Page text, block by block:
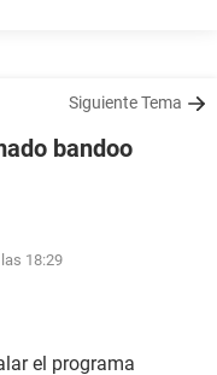
Siguiente Tema
bandoo
18:29
el programa